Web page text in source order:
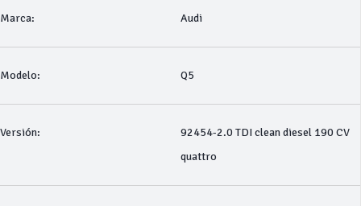
Marca: Audi
Modelo: Q5
Versión:
92454-2.0 TDI clean diesel 190 CV
quattro